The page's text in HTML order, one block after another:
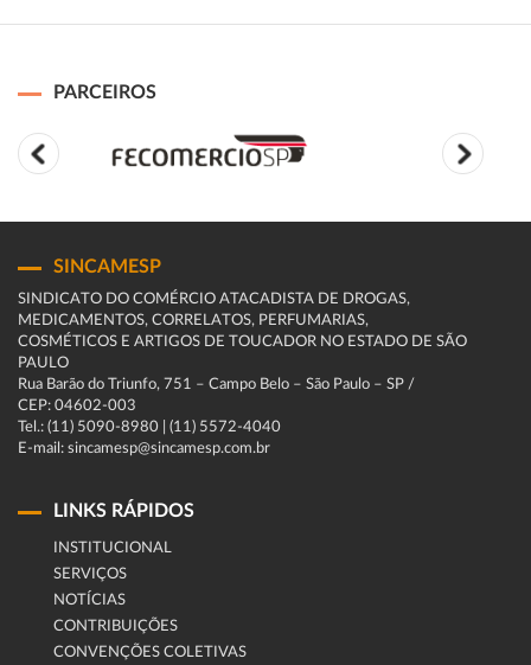
PARCEIROS
SINCAMESP
SINDICATO DO COMÉRCIO ATACADISTA DE DROGAS,
MEDICAMENTOS, CORRELATOS, PERFUMARIAS,
COSMÉTICOS E ARTIGOS DE TOUCADOR NO ESTADO DE SÃO
PAULO
Rua Barão do Triunfo, 751 – Campo Belo – São Paulo – SP /
CEP: 04602-003
Tel.: (11) 5090-8980 | (11) 5572-4040
E-mail: sincamesp@sincamesp.com.br
LINKS RÁPIDOS
INSTITUCIONAL
SERVIÇOS
NOTÍCIAS
CONTRIBUIÇÕES
CONVENÇÕES COLETIVAS